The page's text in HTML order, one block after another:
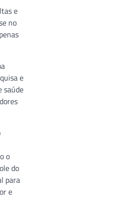
e
no
e
saúde
o
do
para
e